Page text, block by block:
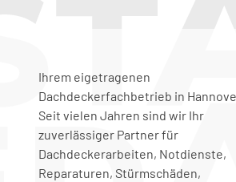
Ihrem eigetragenen
Dachdeckerfachbetrieb in
Seit vielen Jahren sind wir Ihr
zuverlässiger Partner für
Dachdeckerarbeiten, Notdienste,
Reparaturen, Stürmschäden,